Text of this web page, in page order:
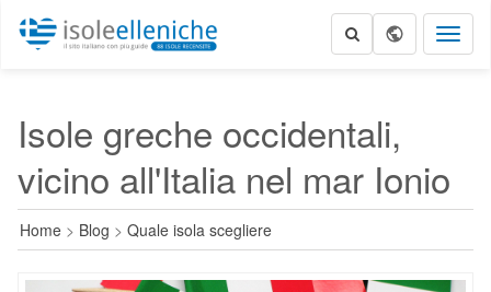
Isole greche occidentali,
vicino all'Italia nel mar Ionio
Home > Blog > Quale isola scegliere